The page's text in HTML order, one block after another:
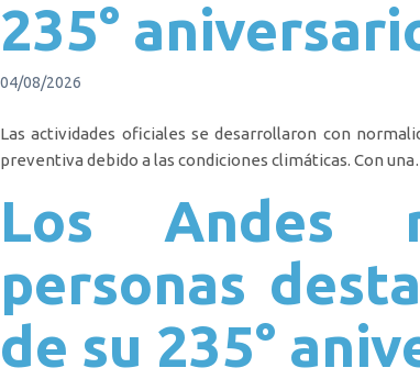
235°
04/08/2026
Las actividades oficiales se desarrollaron con
preventiva debido a las condiciones climáticas. Con
Los Andes
personas
de su 235°